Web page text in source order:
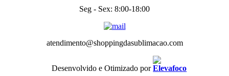
Seg - Sex: 8:00-18:00
atendimento@shoppingdasublimacao.com
Desenvolvido e Otimizado por